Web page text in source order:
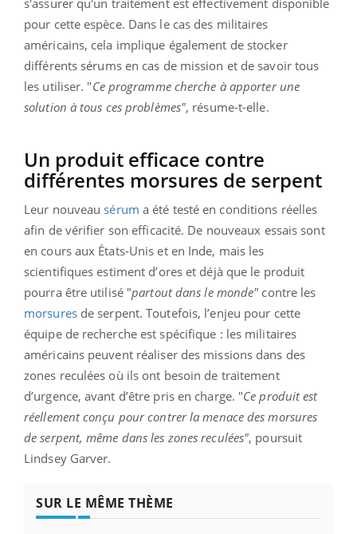
s'assurer qu'un traitement est effectivement disponible
pour cette espèce. Dans le cas des militaires
américains, cela implique également de stocker
différents sérums en cas de mission et de savoir tous
les utiliser. "Ce programme cherche à apporter une
solution à tous ces problèmes", résume-t-elle.
Un produit efficace contre
différentes morsures de serpent
Leur nouveausérum a été testé en conditions réelles
afin de vérifier son efficacité. De nouveaux essais sont
en cours aux États-Unis et en Inde, mais les
scientifiques estiment d’ores et déjà que le produit
pourra être utilisé "partoutdans le monde" contre les
morsuresde serpent. Toutefois, l’enjeu pour cette
équipe de recherche est spécifique : les militaires
américains peuvent réaliser des missions dans des
zones reculées où ils ont besoin de traitement
d’urgence, avant d’être pris en charge. "Ce produit est
réellement conçu pour contrer la menace des morsures
de serpent, même dans les zones reculées", poursuit
Lindsey Garver.
SUR LE MÊME THÈME